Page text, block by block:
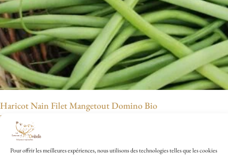
Pour offrir les meilleures expériences, nous utilisons des technologies telles que les cookies
Haricot Nain Filet Mangetout Domino Bio
Voir le produit »